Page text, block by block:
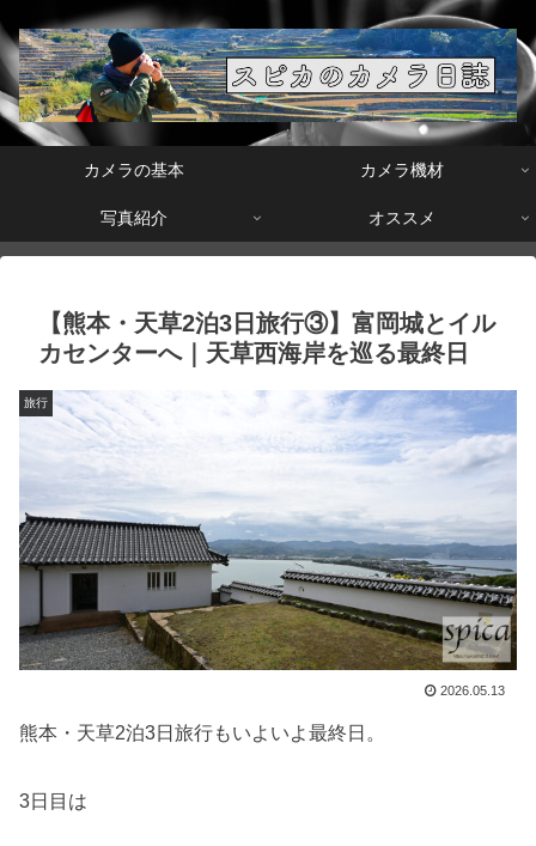
カメラの基本 カメラ機材
写真紹介 オススメ
【熊本・天草2泊3日旅行③】富岡城とイル
カセンターへ｜天草西海岸を巡る最終日
旅行
2026.05.13
熊本・天草2泊3日旅行もいよいよ最終日。
3日目は